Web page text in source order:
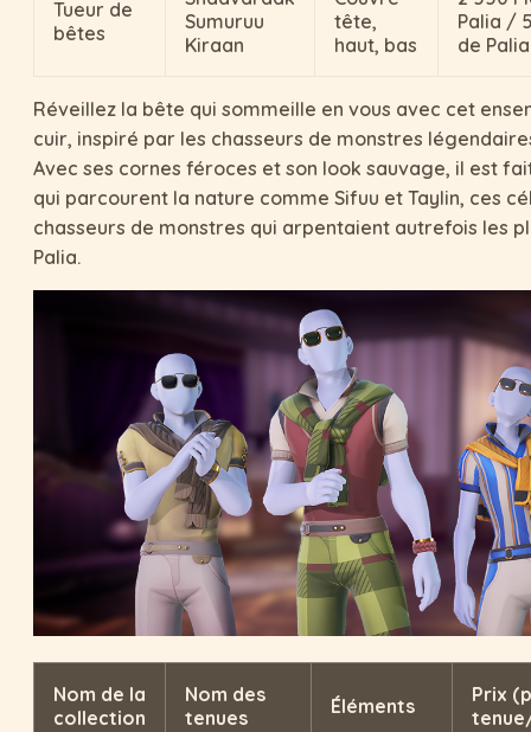
Tueur de
bêtes
Sumuruu
Kiraan
tête,
haut, bas
Palia /
de Palia
Réveillez la bête qui sommeille en vous avec cet
cuir, inspiré par les chasseurs de monstres
Avec ses cornes féroces et son look sauvage, il est
qui parcourent la nature comme Sifuu et Taylin, ces
chasseurs de monstres qui arpentaient autrefois les
Palia.
Nom de la
collection
Nom des
tenues
Éléments
Prix